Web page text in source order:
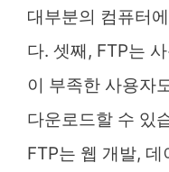
대부분의 컴퓨터
다. 셋째, FTP는
이 부족한 사용자
다운로드할 수 있
FTP는 웹 개발,